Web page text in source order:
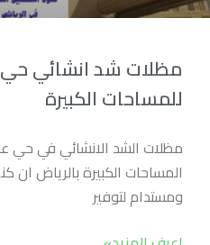
مظلات شد انشائي حي
للمساحات الكبيرة
مظلات الشد الانشائي في حي
المساحات الكبيرة بالرياض
ومستدام لتوفير